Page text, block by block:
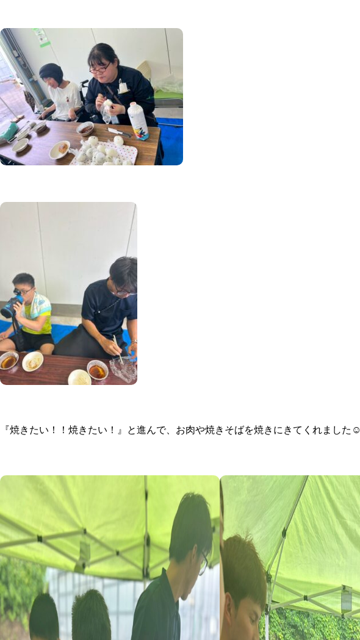
『焼きたい！！焼きたい！』と進んで、お肉や焼きそばを焼きにきてくれました☺️